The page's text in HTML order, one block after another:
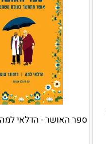
ספר האושר - הדלאי